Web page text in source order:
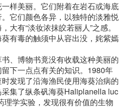
样美丽。它们附着在岩石或海底
它们颜色各异，以独特的淡雅悦
大有“淡妆浓抹皎若丽人”之感。
有毒的触须中从容出没，姹紫嫣
、博物书竟没有收载这种美丽的
下一点点有关的知识。1980年
发现了沿海渔民使用海葵治病的
集了纵条矾海葵Haliplanella luc
理学实验，发现很有价值的生物